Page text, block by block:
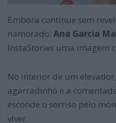
Embora continue sem
namorado, Ana Garcia
InstaStories uma imagem
No interior de um
agarradinho e a
esconde o sorriso pelo
viver.